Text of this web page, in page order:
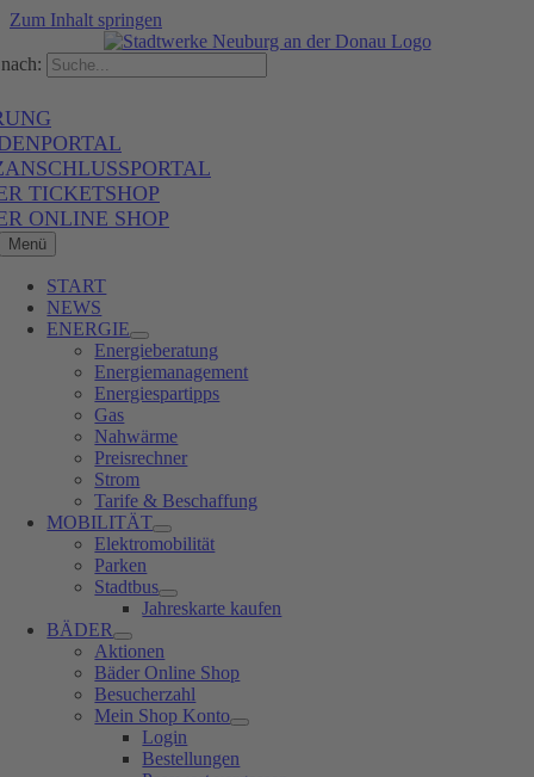
Zum Inhalt springen
TICKETSHOP
ONLINE SHOP
Menü
START
NEWS
ENERGIE
Energieberatung
Energiemanagement
Energiespartipps
Gas
Nahwärme
Preisrechner
Strom
Tarife & Beschaffung
MOBILITÄT
Elektromobilität
Parken
Stadtbus
Jahreskarte kaufen
BÄDER
Aktionen
Bäder Online Shop
Besucherzahl
Mein Shop Konto
Login
Bestellungen